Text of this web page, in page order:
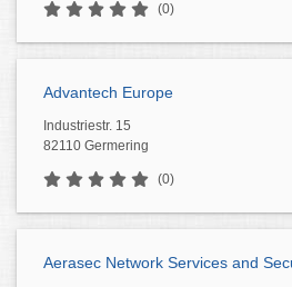
(0)
Advantech Europe
Industriestr. 15
82110 Germering
(0)
Aerasec Network Services and